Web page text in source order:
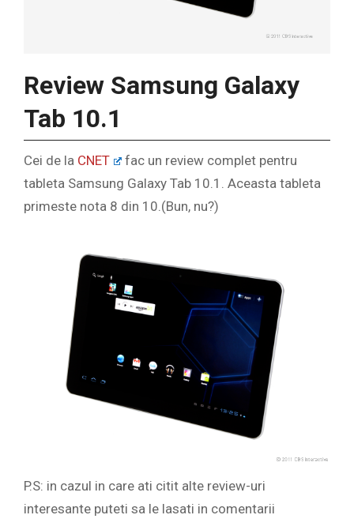
Review Samsung Galaxy
Tab 10.1
Cei de la CNET
fac un review complet pentru
tableta Samsung Galaxy Tab 10.1. Aceasta tableta
primeste nota 8 din 10.(Bun, nu?)
P.S: in cazul in care ati citit alte review-uri
interesante puteti sa le lasati in comentarii